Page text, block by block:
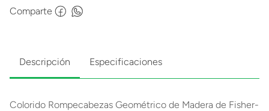
Comparte
Descripción Especificaciones
Colorido Rompecabezas Geométrico de Madera de Fisher-